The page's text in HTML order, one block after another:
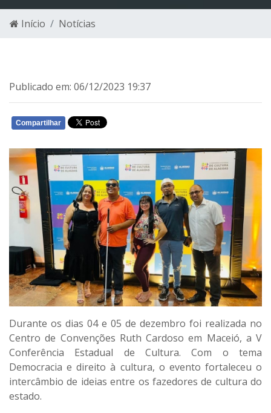
Início Notícias
Publicado em: 06/12/2023 19:37
Compartilhar
Durante os dias 04 e 05 de dezembro foi realizada no
Centro de Convenções Ruth Cardoso em Maceió, a V
Conferência Estadual de Cultura. Com o tema
Democracia e direito à cultura, o evento fortaleceu o
intercâmbio de ideias entre os fazedores de cultura do
estado.